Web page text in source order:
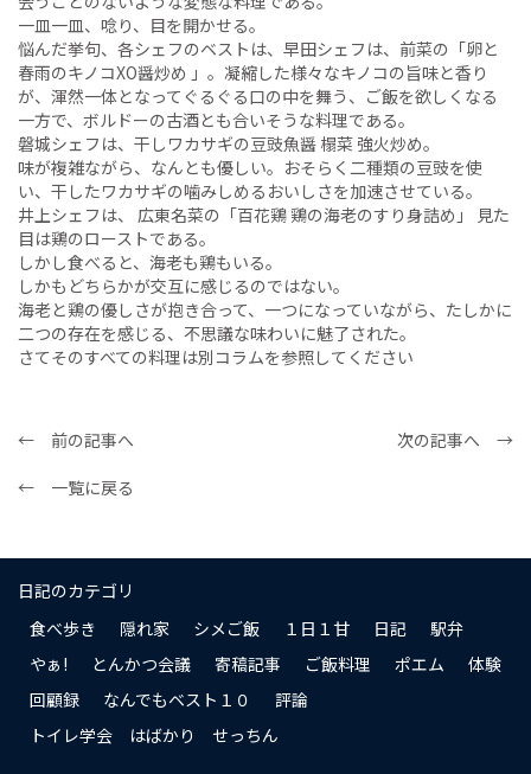
一皿一皿、唸り、目を開かせる。
悩んだ挙句、各シェフのベストは、早田シェフは、前菜の「卵と
春雨のキノコXO醤炒め 」。凝縮した様々なキノコの旨味と香り
が、渾然一体となってぐるぐる口の中を舞う、ご飯を欲しくなる
一方で、ボルドーの古酒とも合いそうな料理である。
磐城シェフは、干しワカサギの豆豉魚醤 榻菜 強火炒め。
味が複雑ながら、なんとも優しい。おそらく二種類の豆豉を使
い、干したワカサギの噛みしめるおいしさを加速させている。
井上シェフは、 広東名菜の「百花鶏 鶏の海老のすり身詰め」 見た
目は鶏のローストである。
しかし食べると、海老も鶏もいる。
しかもどちらかが交互に感じるのではない。
海老と鶏の優しさが抱き合って、一つになっていながら、たしかに
二つの存在を感じる、不思議な味わいに魅了された。
さてそのすべての料理は別コラムを参照してください
← 前の記事へ
次の記事へ →
← 一覧に戻る
日記のカテゴリ
食べ歩き
隠れ家 シメご飯 １日１甘 日記
駅弁
やぁ!
とんかつ会議 寄稿記事 ご飯料理 ポエム
体験
回顧録
なんでもベスト１０
評論
トイレ学会 はばかり せっちん